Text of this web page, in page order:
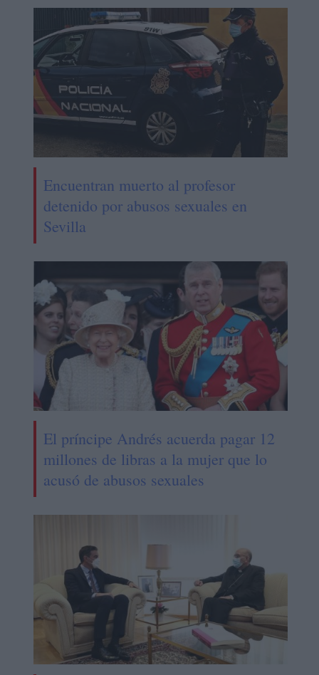
Encuentran muerto al profesor
detenido por abusos sexuales en
Sevilla
El príncipe Andrés acuerda pagar 12
millones de libras a la mujer que lo
acusó de abusos sexuales